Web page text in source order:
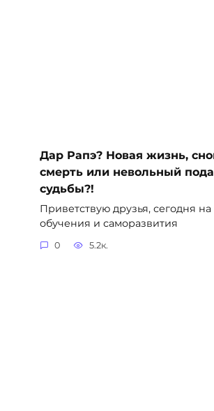
Дар Рапэ? Новая жизнь,
смерть или невольный
судьбы?!
Приветствую друзья, сегодня на
обучения и саморазвития
0 5.2к.